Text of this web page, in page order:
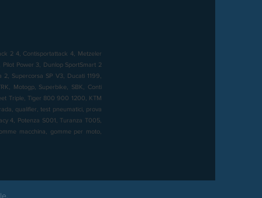
2 4, Contisportattack 4, Metzeler
Power 3, Dunlop SportSmart 2
Supercorsa SP V3, Ducati 1199,
Motogp, Superbike, SBK, Conti
Triple, Tiger 800 900 1200, KTM
qualifier, test pneumatici, prova
4, Potenza S001, Turanza T005,
macchina, gomme per moto,